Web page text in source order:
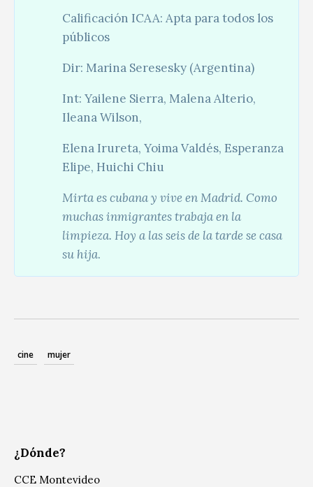
Calificación ICAA: Apta para todos los
públicos
Dir: Marina Seresesky (Argentina)
Int: Yailene Sierra, Malena Alterio,
Ileana Wilson,
Elena Irureta, Yoima Valdés, Esperanza
Elipe, Huichi Chiu
Mirta es cubana y vive en Madrid. Como
muchas inmigrantes trabaja en la
limpieza. Hoy a las seis de la tarde se casa
su hija.
cine mujer
¿Dónde?
CCE Montevideo